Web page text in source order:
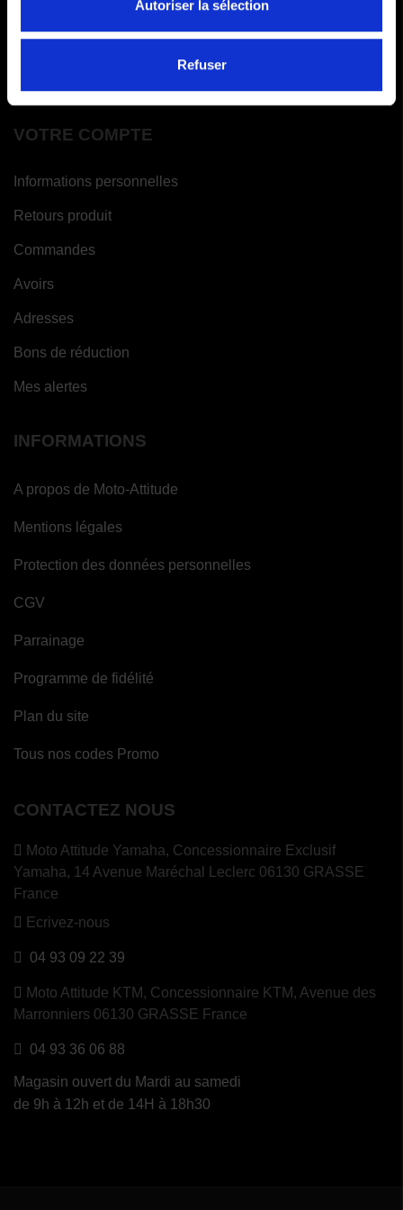
Autoriser la sélection
Refuser
Paiements en x fois
VOTRE COMPTE
Informations personnelles
Retours produit
Commandes
Avoirs
Adresses
Bons de réduction
Mes alertes
INFORMATIONS
A propos de Moto-Attitude
Mentions légales
Protection des données personnelles
CGV
Parrainage
Programme de fidélité
Plan du site
Tous nos codes Promo
CONTACTEZ NOUS
Moto Attitude Yamaha, Concessionnaire Exclusif
Yamaha, 14 Avenue Maréchal Leclerc 06130 GRASSE
France
Ecrivez-nous
04 93 09 22 39
Moto Attitude KTM, Concessionnaire KTM, Avenue des
Marronniers 06130 GRASSE France
04 93 36 06 88
Magasin ouvert du Mardi au samedi
de 9h à 12h et de 14H à 18h30